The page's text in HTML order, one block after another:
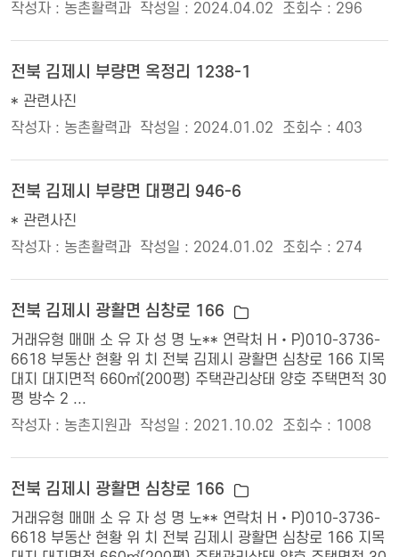
작성자 : 농촌활력과 작성일 : 2024.04.02 조회수 : 296
전북 김제시 부량면 옥정리 1238-1
* 관련사진
작성자 : 농촌활력과
작성일 : 2024.01.02 조회수 : 403
전북 김제시 부량면 대평리 946-6
* 관련사진
작성자 : 농촌활력과
작성일 : 2024.01.02 조회수 : 274
전북 김제시 광활면 심창로 166
거래유형 매매 소 유 자 성 명 노** 연락처 H‧P)010-3736-
6618 부동산 현황 위 치 전북 김제시 광활면 심창로 166 지목
대지 대지면적 660㎡(200평) 주택관리상태 양호 주택면적 30
평 방수 2 ...
작성자 : 농촌지원과
작성일 : 2021.10.02 조회수 : 1008
전북 김제시 광활면 심창로 166
거래유형 매매 소 유 자 성 명 노** 연락처 H‧P)010-3736-
6618 부동산 현황 위 치 전북 김제시 광활면 심창로 166 지목